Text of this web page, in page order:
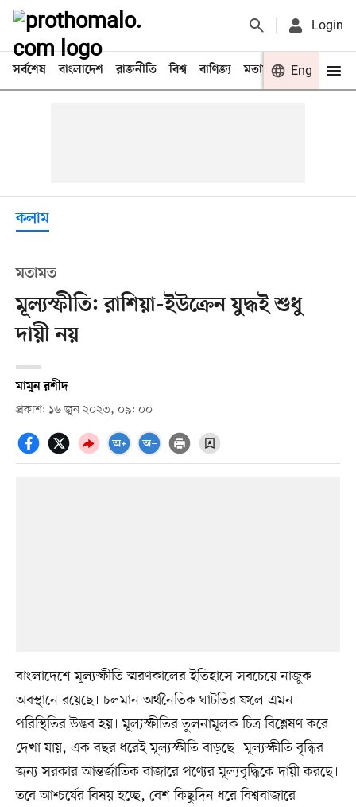
Login
সর্বশেষ বাংলাদেশ রাজনীতি বিশ্ব বাণিজ্য মতামত খেলা
Eng
কলাম
মতামত
মূল্যস্ফীতি: রাশিয়া-ইউক্রেন যুদ্ধই শুধু
দায়ী নয়
মামুন রশীদ
প্রকাশ: ১৬ জুন ২০২৩, ০৯: ০০
বাংলাদেশে মূল্যস্ফীতি স্মরণকালের ইতিহাসে সবচেয়ে নাজুক
অবস্থানে রয়েছে। চলমান অর্থনৈতিক ঘাটতির ফলে এমন
পরিস্থিতির উদ্ভব হয়। মূল্যস্ফীতির তুলনামূলক চিত্র বিশ্লেষণ করে
দেখা যায়, এক বছর ধরেই মূল্যস্ফীতি বাড়ছে। মূল্যস্ফীতি বৃদ্ধির
জন্য সরকার আন্তর্জাতিক বাজারে পণ্যের মূল্যবৃদ্ধিকে দায়ী করছে।
তবে আশ্চর্যের বিষয় হচ্ছে, বেশ কিছুদিন ধরে বিশ্ববাজারে